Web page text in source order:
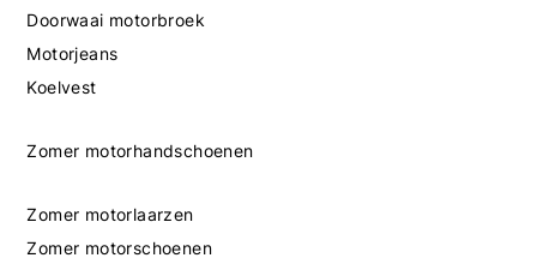
Doorwaai motorbroek
Motorjeans
Koelvest
Zomer motorhandschoenen
Zomer motorlaarzen
Zomer motorschoenen